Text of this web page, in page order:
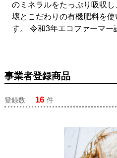
のミネラルをたっぷり吸収
壌とこだわりの有機肥料を
す。 令和3年エコファーマー
事業者登録商品
登録数 16 件